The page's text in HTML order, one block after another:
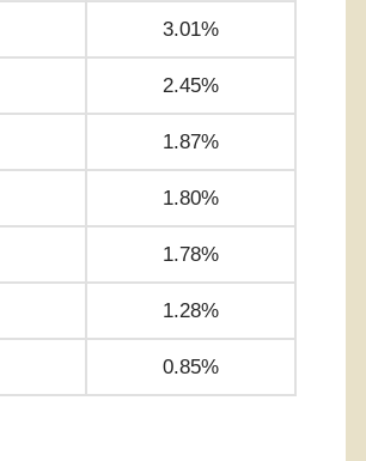
3.01%
2.45%
1.87%
1.80%
1.78%
1.28%
0.85%